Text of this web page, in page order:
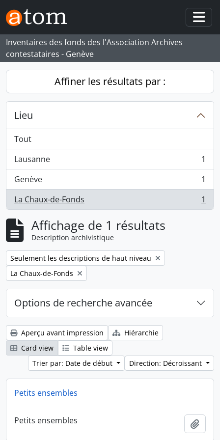
Skip to main content
Inventaires des fonds des l'Association Archives
contestataires - Genève
Affiner les résultats par :
Lieu
Tout
Lausanne
, 1 résultats
1
Genève
, 1 résultats
1
La Chaux-de-Fonds
, 1 résultats 1
Affichage de 1 résultats
Description archivistique
Remove filter:
Seulement les descriptions de haut niveau
Remove filter:
La Chaux-de-Fonds
Options de recherche avancée
Aperçu avant impression
Hiérarchie
Card view
Table view
Trier par: Date de début
Direction: Décroissant
Petits ensembles
Petits ensembles